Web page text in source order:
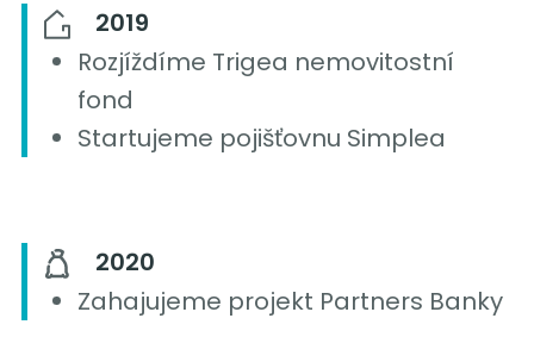
2019
Rozjíždíme Trigea nemovitostní
fond
Startujeme pojišťovnu Simplea
2020
Zahajujeme projekt Partners Banky